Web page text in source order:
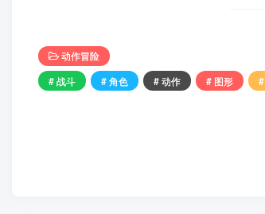
动作冒险
# 战斗
# 角色 # 动作 # 图形